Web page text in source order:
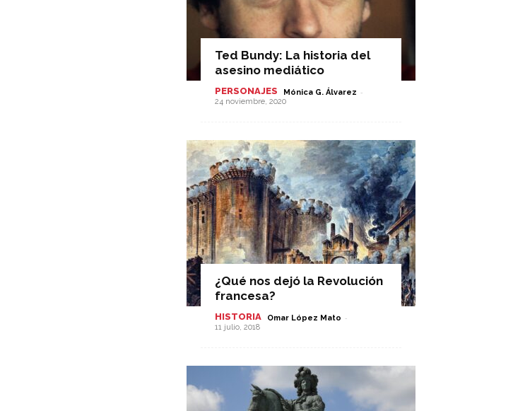
Ted Bundy: La historia del
asesino mediático
PERSONAJES Mónica G. Álvarez -
24 noviembre, 2020
¿Qué nos dejó la Revolución
francesa?
HISTORIA Omar López Mato -
11 julio, 2018